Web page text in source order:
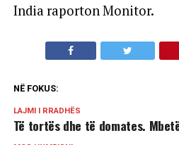
India raporton Monitor.
NË FOKUS:
LAJMI I RRADHËS
Të tortës dhe të domates.